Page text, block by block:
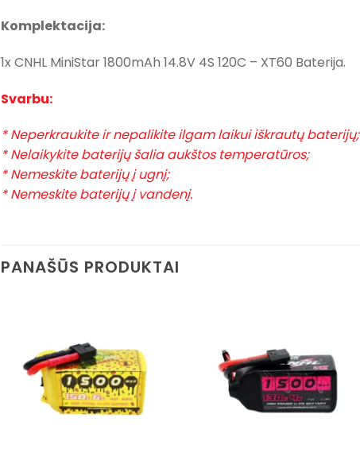
Komplektacija:
1x CNHL MiniStar 1800mAh 14.8V 4S 120C – XT60 Baterija.
Svarbu:
* Neperkraukite ir nepalikite ilgam laikui iškrautų baterijų;
* Nelaikykite baterijų šalia aukštos temperatūros;
* Nemeskite baterijų į ugnį;
* Nemeskite baterijų į vandenį.
PANAŠŪS PRODUKTAI